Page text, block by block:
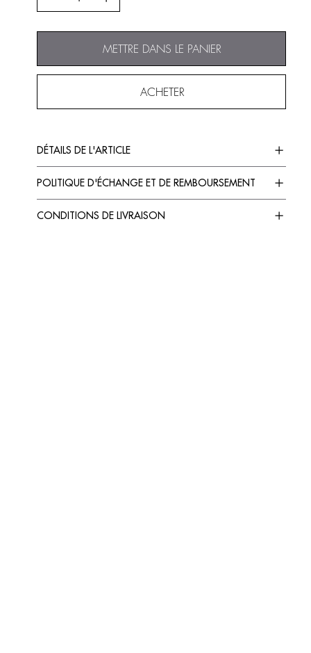
METTRE DANS LE PANIER
ACHETER
DÉTAILS DE L'ARTICLE
POLITIQUE D'ÉCHANGE ET DE REMBOURSEMENT
CONDITIONS DE LIVRAISON